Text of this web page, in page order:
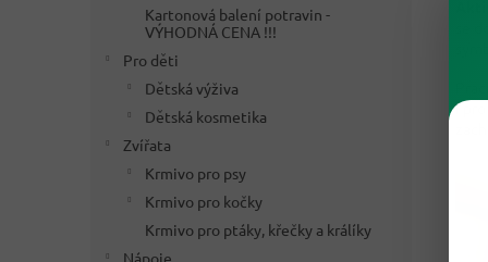
Kartonová balení potravin -
VÝHODNÁ CENA !!!
Pro děti
Dětská výživa
Dětská kosmetika
Zvířata
Krmivo pro psy
Krmivo pro kočky
Krmivo pro ptáky, křečky a králíky
Nápoje
se
i pro